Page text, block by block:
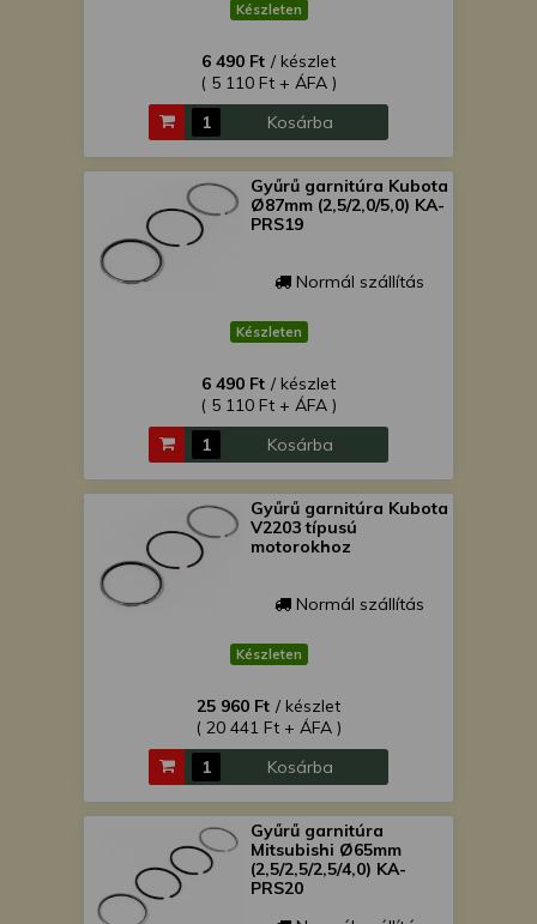
Készleten
6 490 Ft / készlet
( 5 110 Ft + ÁFA )
Kosárba
Gyűrű garnitúra Kubota
Ø87mm (2,5/2,0/5,0) KA-
PRS19
Normál szállítás
Készleten
6 490 Ft / készlet
( 5 110 Ft + ÁFA )
Kosárba
Gyűrű garnitúra Kubota
V2203 típusú
motorokhoz
Normál szállítás
Készleten
25 960 Ft / készlet
( 20 441 Ft + ÁFA )
Kosárba
Gyűrű garnitúra
Mitsubishi Ø65mm
(2,5/2,5/2,5/4,0) KA-
PRS20